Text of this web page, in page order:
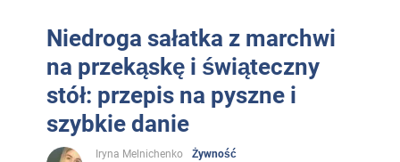
Niedroga sałatka z marchwi
na przekąskę i świąteczny
stół: przepis na pyszne i
szybkie danie
Iryna Melnichenko
Żywność